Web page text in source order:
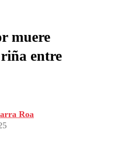
muere
entre
Roa